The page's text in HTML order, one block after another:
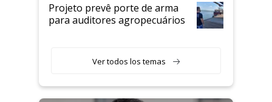
Projeto prevê porte de arma
para auditores agropecuários
Ver todos los temas